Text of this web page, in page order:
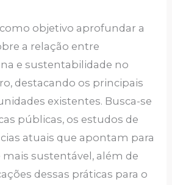
objetivo aprofundar a
a relação entre
e sustentabilidade no
destacando os principais
existentes. Busca-se
públicas, os estudos de
atuais que apontam para
sustentável, além de
dessas práticas para o